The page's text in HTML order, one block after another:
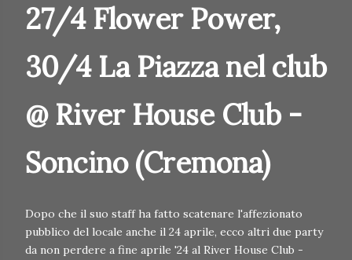
27/4 Flower Power,
30/4 La Piazza nel club
@ River House Club -
Soncino (Cremona)
Dopo che il suo staff ha fatto scatenare l'affezionato
pubblico del locale anche il 24 aprile, ecco altri due party
da non perdere a fine aprile '24 al River House Club -